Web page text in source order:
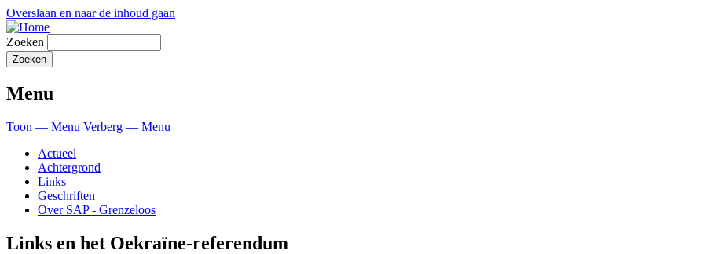
Overslaan en naar de inhoud gaan
Zoeken
Menu
Toon — Menu Verberg — Menu
Actueel
Achtergrond
Links
Geschriften
Over SAP - Grenzeloos
Links en het Oekraïne-referendum